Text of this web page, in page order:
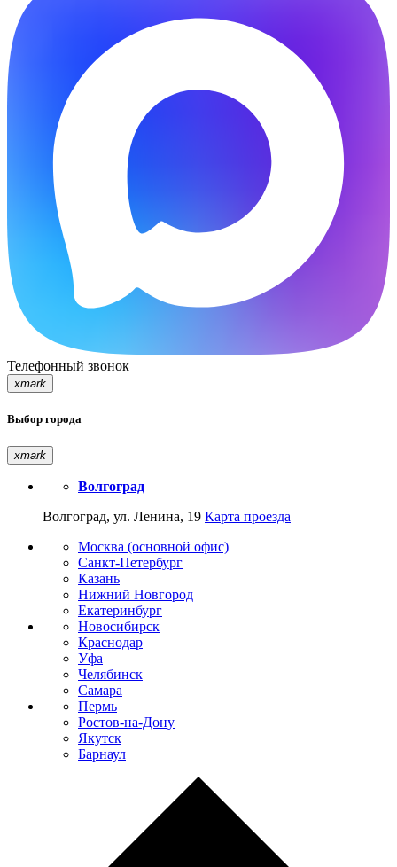
Телефонный звонок
xmark
Выбор города
xmark
Волгоград
Волгоград, ул. Ленина, 19 Карта проезда
Москва (основной офис)
Санкт-Петербург
Казань
Нижний Новгород
Екатеринбург
Новосибирск
Краснодар
Уфа
Челябинск
Самара
Пермь
Ростов-на-Дону
Якутск
Барнаул